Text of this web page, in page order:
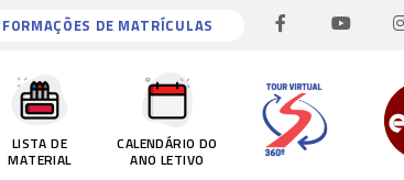
DE MATRÍCULAS
F
a
b
o
o
k
-
f
o
g
r
LISTA DE
MATERIAL
CALENDÁRIO DO
ANO LETIVO